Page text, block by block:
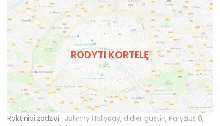
RODYTI KORTELĘ
Raktiniai žodžiai : Johnny Hallyday, didier gustin, Paryžius 8,